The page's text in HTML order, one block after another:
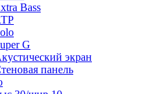
Bass
G
экран
панель